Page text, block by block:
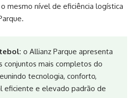
mesmo nível de eficiência logística
o Allianz Parque apresenta
conjuntos mais completos do
tecnologia, conforto,
eficiente e elevado padrão de